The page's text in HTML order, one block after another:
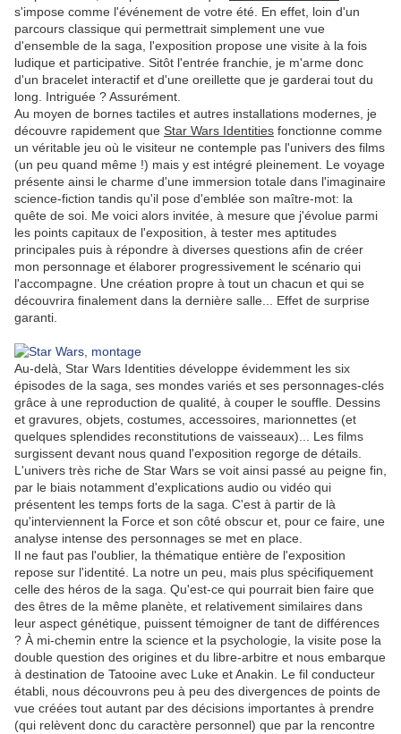
s'impose comme l'événement de votre été. En effet, loin d'un
parcours classique qui permettrait simplement une vue
d'ensemble de la saga, l'exposition propose une visite à la fois
ludique et participative. Sitôt l'entrée franchie, je m'arme donc
d'un bracelet interactif et d'une oreillette que je garderai tout du
long. Intriguée ? Assurément.
Au moyen de bornes tactiles et autres installations modernes, je
découvre rapidement que Star Wars Identities fonctionne comme
un véritable jeu où le visiteur ne contemple pas l'univers des films
(un peu quand même !) mais y est intégré pleinement. Le voyage
présente ainsi le charme d'une immersion totale dans l'imaginaire
science-fiction tandis qu'il pose d'emblée son maître-mot: la
quête de soi. Me voici alors invitée, à mesure que j'évolue parmi
les points capitaux de l'exposition, à tester mes aptitudes
principales puis à répondre à diverses questions afin de créer
mon personnage et élaborer progressivement le scénario qui
l'accompagne. Une création propre à tout un chacun et qui se
découvrira finalement dans la dernière salle... Effet de surprise
garanti.
Au-delà, Star Wars Identities développe évidemment les six
épisodes de la saga, ses mondes variés et ses personnages-clés
grâce à une reproduction de qualité, à couper le souffle. Dessins
et gravures, objets, costumes, accessoires, marionnettes (et
quelques splendides reconstitutions de vaisseaux)... Les films
surgissent devant nous quand l'exposition regorge de détails.
L'univers très riche de Star Wars se voit ainsi passé au peigne fin,
par le biais notamment d'explications audio ou vidéo qui
présentent les temps forts de la saga. C'est à partir de là
qu'interviennent la Force et son côté obscur et, pour ce faire, une
analyse intense des personnages se met en place.
Il ne faut pas l'oublier, la thématique entière de l'exposition
repose sur l'identité. La notre un peu, mais plus spécifiquement
celle des héros de la saga. Qu'est-ce qui pourrait bien faire que
des êtres de la même planète, et relativement similaires dans
leur aspect génétique, puissent témoigner de tant de différences
? À mi-chemin entre la science et la psychologie, la visite pose la
double question des origines et du libre-arbitre et nous embarque
à destination de Tatooine avec Luke et Anakin. Le fil conducteur
établi, nous découvrons peu à peu des divergences de points de
vue créées tout autant par des décisions importantes à prendre
(qui relèvent donc du caractère personnel) que par la rencontre